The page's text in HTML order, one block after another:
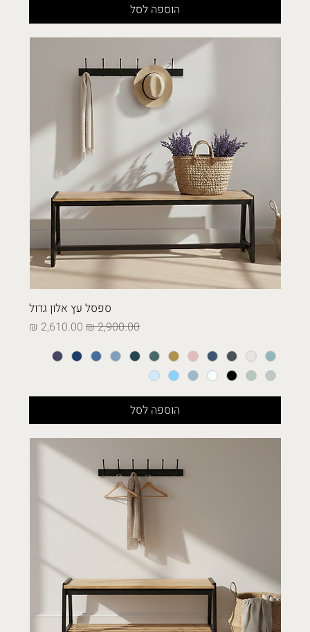
הוספה לסל
ספסל עץ אלון גדול
מחיר רגיל‏2,900.00 ‏₪ מחיר מבצע
הוספה לסל